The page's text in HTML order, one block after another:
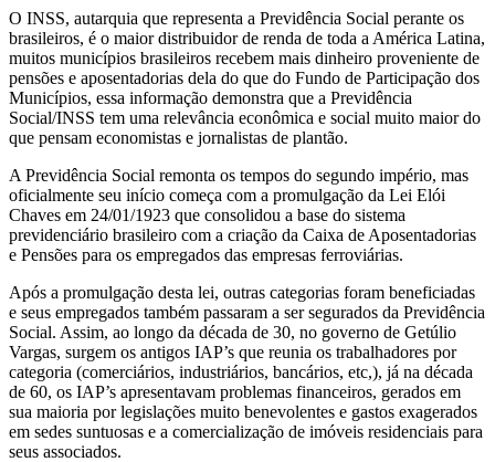
O INSS, autarquia que representa a Previdência Social perante os
brasileiros, é o maior distribuidor de renda de toda a América Latina,
muitos municípios brasileiros recebem mais dinheiro proveniente de
pensões e aposentadorias dela do que do Fundo de Participação dos
Municípios, essa informação demonstra que a Previdência
Social/INSS tem uma relevância econômica e social muito maior do
que pensam economistas e jornalistas de plantão.
A Previdência Social remonta os tempos do segundo império, mas
oficialmente seu início começa com a promulgação da Lei Elói
Chaves em 24/01/1923 que consolidou a base do sistema
previdenciário brasileiro com a criação da Caixa de Aposentadorias
e Pensões para os empregados das empresas ferroviárias.
Após a promulgação desta lei, outras categorias foram beneficiadas
e seus empregados também passaram a ser segurados da Previdência
Social. Assim, ao longo da década de 30, no governo de Getúlio
Vargas, surgem os antigos IAP’s que reunia os trabalhadores por
categoria (comerciários, industriários, bancários, etc,), já na década
de 60, os IAP’s apresentavam problemas financeiros, gerados em
sua maioria por legislações muito benevolentes e gastos exagerados
em sedes suntuosas e a comercialização de imóveis residenciais para
seus associados.